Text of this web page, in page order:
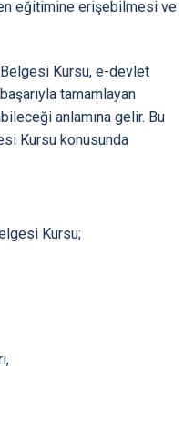
eğitimine erişebilmesi ve
Belgesi Kursu, e-devlet
tamamlayan
anlamına gelir. Bu
Kursu konusunda
Kursu;